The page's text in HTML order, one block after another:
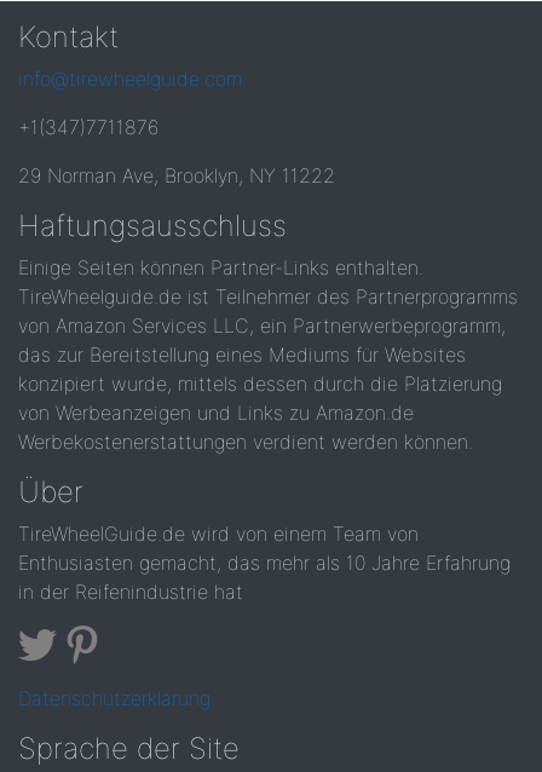
Kontakt
info@tirewheelguide.com
+1(347)7711876
29 Norman Ave, Brooklyn, NY 11222
Haftungsausschluss
Einige Seiten können Partner-Links enthalten.
TireWheelguide.de ist Teilnehmer des Partnerprogramms
von Amazon Services LLC, ein Partnerwerbeprogramm,
das zur Bereitstellung eines Mediums für Websites
konzipiert wurde, mittels dessen durch die Platzierung
von Werbeanzeigen und Links zu Amazon.de
Werbekostenerstattungen verdient werden können.
Über
TireWheelGuide.de wird von einem Team von
Enthusiasten gemacht, das mehr als 10 Jahre Erfahrung
in der Reifenindustrie hat
Datenschutzerklärung
Sprache der Site